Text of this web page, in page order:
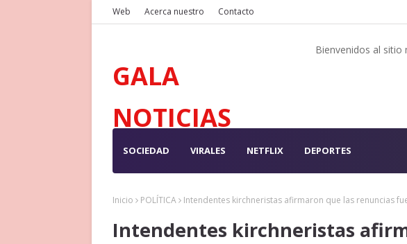
Web Acerca nuestro Contacto
GALA
NOTICIAS
Bienvenidos al
SOCIEDAD VIRALES NETFLIX DEPORTES
Inicio POLÍTICA Intendentes kirchneristas afirmaron que las renuncias
Intendentes kirchneristas